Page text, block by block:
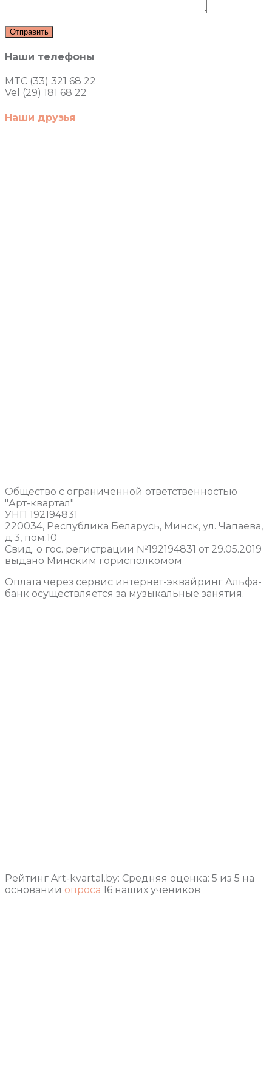
Наши телефоны
MTC (33) 321 68 22
Vel (29) 181 68 22
Наши друзья
Общество с ограниченной ответственностью
"Арт-квартал"
УНП 192194831
220034, Республика Беларусь, Минск, ул. Чапаева,
д.3, пом.10
Свид. о гос. регистрации №192194831 от 29.05.2019
выдано Минским горисполкомом
Оплата через сервис интернет-эквайринг Альфа-
банк осуществляется за музыкальные занятия.
Рейтинг Art-kvartal.by: Средняя оценка: 5 из 5 на
основании опроса 16 наших учеников